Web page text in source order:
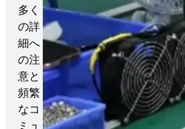
多く
の詳
細へ
の注
意と
頻繁
なコ
ミュ